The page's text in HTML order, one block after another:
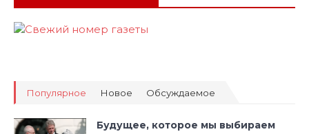
Популярное Новое Обсуждаемое
Будущее, которое мы выбираем